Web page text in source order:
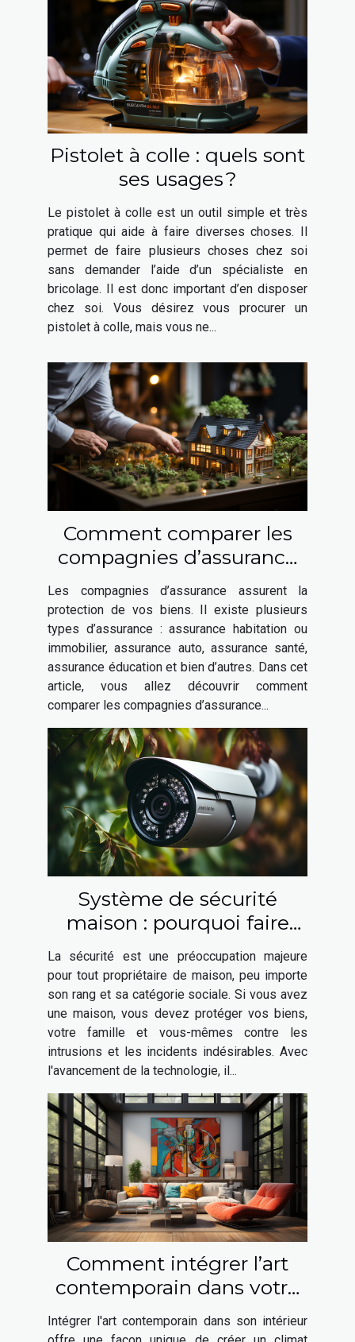
Pistolet à colle : quels sont
ses usages ?
Le pistolet à colle est un outil simple et très
pratique qui aide à faire diverses choses. Il
permet de faire plusieurs choses chez soi
sans demander l’aide d’un spécialiste en
bricolage. Il est donc important d’en disposer
chez soi. Vous désirez vous procurer un
pistolet à colle, mais vous ne...
Comment comparer les
compagnies d’assurance
habitation ?
Les compagnies d’assurance assurent la
protection de vos biens. Il existe plusieurs
types d’assurance : assurance habitation ou
immobilier, assurance auto, assurance santé,
assurance éducation et bien d’autres. Dans cet
article, vous allez découvrir comment
comparer les compagnies d’assurance...
Système de sécurité
maison : pourquoi faire
appel à un expert en
sécurité ?
La sécurité est une préoccupation majeure
pour tout propriétaire de maison, peu importe
son rang et sa catégorie sociale. Si vous avez
une maison, vous devez protéger vos biens,
votre famille et vous-mêmes contre les
intrusions et les incidents indésirables. Avec
l'avancement de la technologie, il...
Comment intégrer l’art
contemporain dans votre
intérieur ?
Intégrer l'art contemporain dans son intérieur